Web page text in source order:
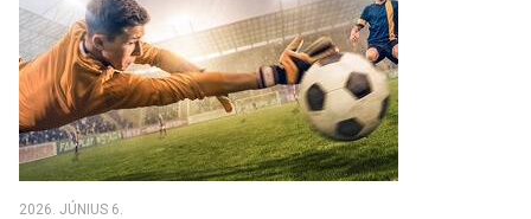
2026. JÚNIUS 6.